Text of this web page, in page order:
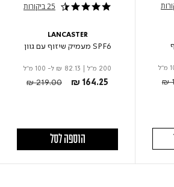
₪
4.7 star rating 25 ביקורות
LANCASTER
SPF6 מעמיק שיזוף עם גוון
200 מ"ל ₪ 82.13 ל- 100 מ"ל
₪ 164.25
Price reduced from
₪ 219.00to
הוספה לסל